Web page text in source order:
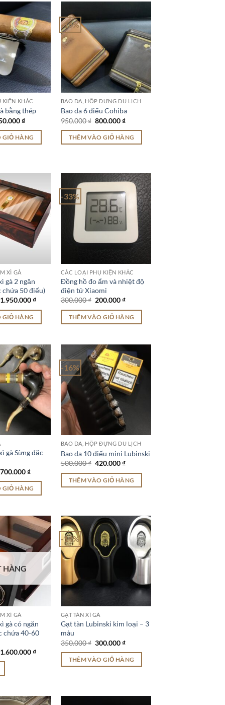
KIỆN KHÁC
bằng thép
₫.
₫Giá
tại
là:
GIỎ HÀNG
-16%
BAO DA, HỘP ĐỰNG DU LỊCH
Bao da 6 điếu Cohiba
950.000₫ Giá
là:
950.000 ₫.
800.000₫Giá
tại
là:
THÊM VÀO GIỎ HÀNG
XÌ GÀ
gà 2 ngăn
chứa 50 điếu)
Giá
là:
2.500.000 ₫.
1.950.000₫Giá
tại
GIỎ HÀNG
-33%
CÁC LOẠI PHỤ KIỆN KHÁC
Đồng hồ đo ẩm và nhiệt độ
điện tử Xiaomi
300.000₫ Giá
là:
300.000 ₫.
200.000₫Giá
tại
là:
THÊM VÀO GIỎ HÀNG
gà Sừng đặc
Giá
là:
1.100.000 ₫.
700.000₫Giá
tại
là:
GIỎ HÀNG
-16%
BAO DA, HỘP ĐỰNG DU LỊCH
Bao da 10 điếu mini Lubinski
500.000₫ Giá
là:
500.000 ₫.
420.000₫Giá
tại
là:
THÊM VÀO GIỎ HÀNG
HÀNG
XÌ GÀ
gà có ngăn
chứa 40-60
Giá
1.600.000₫Giá
-14%
GẠT TÀN XÌ GÀ
Gạt tàn Lubinski kim loại – 3
màu
350.000₫ Giá
là:
350.000 ₫.
300.000₫Giá
tại
là:
THÊM VÀO GIỎ HÀNG